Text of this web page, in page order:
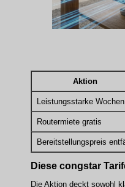
Aktion
Leistungsstarke Wochen
Routermiete gratis
Bereitstellungspreis
Diese congstar
Die Aktion deckt sowohl